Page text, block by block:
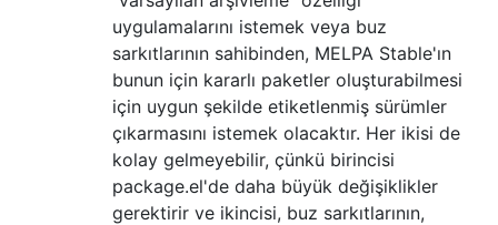
uygulamalarını istemek veya buz
sarkıtlarının sahibinden, MELPA Stable'ın
bunun için kararlı paketler oluşturabilmesi
için uygun şekilde etiketlenmiş sürümler
çıkarmasını istemek olacaktır. Her ikisi de
kolay gelmeyebilir, çünkü birincisi
package.el'de daha büyük değişiklikler
gerektirir ve ikincisi, buz sarkıtlarının,